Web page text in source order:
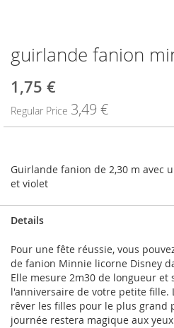
Skip
to
the
beginning
of
guirlande fanion
Special
1,75 €
Regular Price 3,49 €
Guirlande fanion de 2,30 m avec
et violet
Details
Pour une fête réussie, vous
de fanion Minnie licorne Disney
Elle mesure 2m30 de longueur
l'anniversaire de votre petite fille.
rêver les filles pour le plus grand
journée restera magique aux